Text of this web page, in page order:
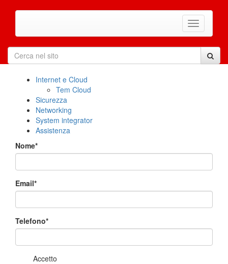
Internet e Cloud
Tem Cloud
Sicurezza
Networking
System integrator
Assistenza
Nome*
Email*
Telefono*
Accetto